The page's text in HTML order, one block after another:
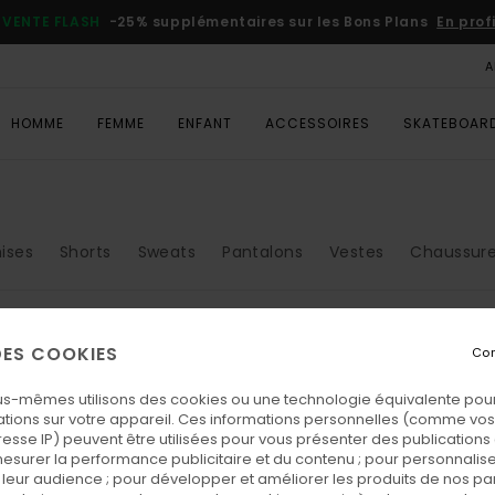
VENTE FLASH -25% supplémentaires sur les Bons Plans En
HOMME FEMME ENFANT ACCESSOIRES
Shorts Sweats Pantalons Vestes
COOKIES
mêmes utilisons des cookies ou une technologie équivalente
sur votre appareil. Ces informations personnelles (comme
IP) peuvent être utilisées pour vous présenter des publications
la performance publicitaire et du contenu ; pour
audience ; pour développer et améliorer les produits de nos